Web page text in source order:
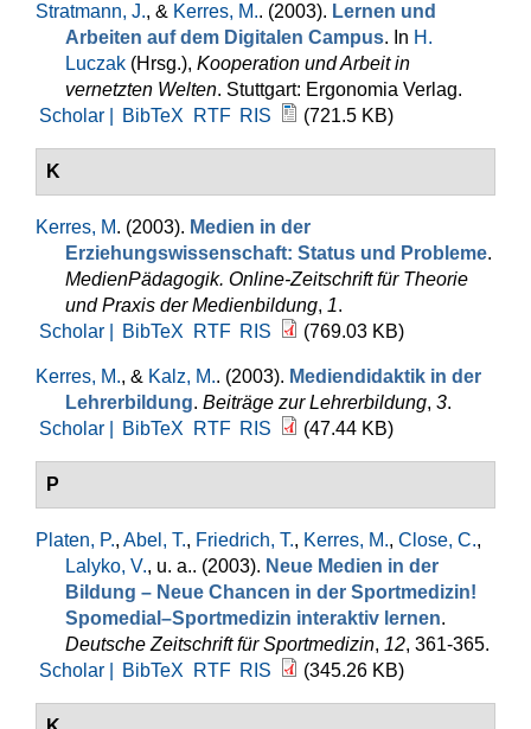
Stratmann, J., & Kerres, M.. (2003). Lernen und
Arbeiten auf dem Digitalen Campus. In H.
Luczak (Hrsg.), Kooperation und Arbeit in
vernetzten Welten. Stuttgart: Ergonomia Verlag.
Scholar |
BibTeX RTF RIS (721.5 KB)
K
Kerres, M. (2003). Medien in der
Erziehungswissenschaft: Status und Probleme.
MedienPädagogik. Online-Zeitschrift für Theorie
und Praxis der Medienbildung, 1.
Scholar |
BibTeX RTF RIS (769.03 KB)
Kerres, M., & Kalz, M.. (2003). Mediendidaktik in der
Lehrerbildung. Beiträge zur Lehrerbildung, 3.
Scholar |
BibTeX RTF RIS (47.44 KB)
P
Platen, P., Abel, T., Friedrich, T., Kerres, M., Close, C.,
Lalyko, V., u. a.. (2003). Neue Medien in der
Bildung – Neue Chancen in der Sportmedizin!
Spomedial–Sportmedizin interaktiv lernen.
Deutsche Zeitschrift für Sportmedizin, 12, 361-365.
Scholar |
BibTeX RTF RIS (345.26 KB)